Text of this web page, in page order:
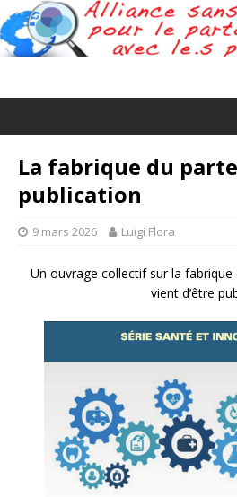
La fabrique du
publication
9 mars 2026 Luigi Flora
Un ouvrage collectif sur la
vient d’être